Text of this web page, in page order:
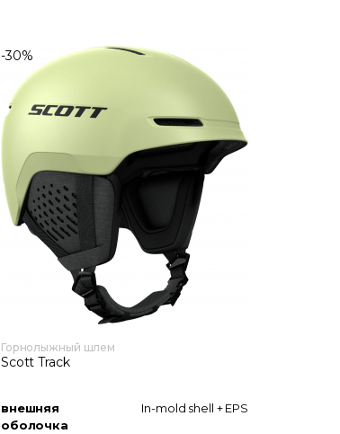
-30%
Горнолыжный шлем
Scott Track
внешняя
оболочка
In-mold shell + EPS